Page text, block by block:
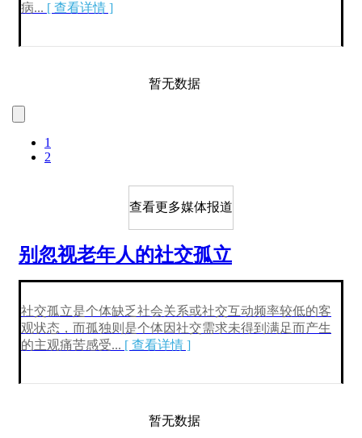
病... [ 查看详情 ]
暂无数据
1
2
查看更多媒体报道
别忽视老年人的社交孤立
社交孤立是个体缺乏社会关系或社交互动频率较低的客
观状态，而孤独则是个体因社交需求未得到满足而产生
的主观痛苦感受... [ 查看详情 ]
暂无数据